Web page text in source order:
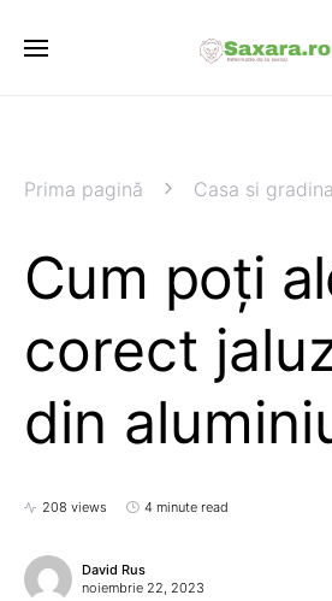
Prima pagină Casa si gradina
Cum poți
corect
din
208 views 4 minute read
David Rus
noiembrie 22, 2023